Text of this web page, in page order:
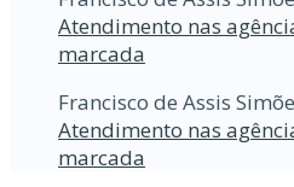
Atendimento nas
marcada
Francisco de Assis
Atendimento nas
marcada